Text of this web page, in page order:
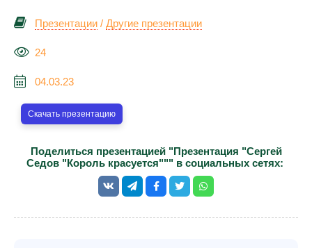
Презентации / Другие презентации
24
04.03.23
Скачать презентацию
Поделиться презентацией "Презентация "Сергей
Седов "Король красуется""" в социальных сетях: